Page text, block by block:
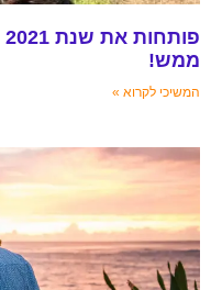
ממש!
המשיכי לקרוא »